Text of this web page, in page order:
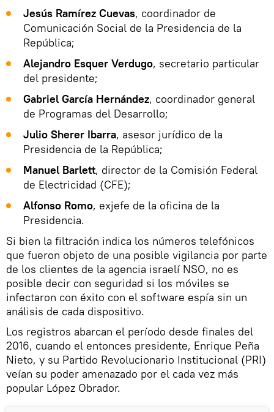
Jesús Ramírez Cuevas, coordinador de
Comunicación Social de la Presidencia de la
República;
Alejandro Esquer Verdugo, secretario particular
del presidente;
Gabriel García Hernández, coordinador general
de Programas del Desarrollo;
Julio Sherer Ibarra, asesor jurídico de la
Presidencia de la República;
Manuel Barlett, director de la Comisión Federal
de Electricidad (CFE);
Alfonso Romo, exjefe de la oficina de la
Presidencia.
Si bien la filtración indica los números telefónicos
que fueron objeto de una posible vigilancia por parte
de los clientes de la agencia israelí NSO, no es
posible decir con seguridad si los móviles se
infectaron con éxito con el software espía sin un
análisis de cada dispositivo.
Los registros abarcan el período desde finales del
2016, cuando el entonces presidente, Enrique Peña
Nieto, y su Partido Revolucionario Institucional (PRI)
veían su poder amenazado por el cada vez más
popular López Obrador.